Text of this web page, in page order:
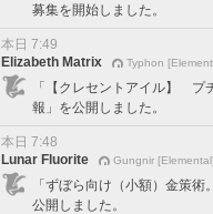
募集を開始しました。
本日 7:49
Elizabeth Matrix
Typhon
「【クレセントアイル】 プ
報」を公開しました。
本日 7:48
Lunar Fluorite
Gungnir [Elemental]
「ずぼら向け（小額）金策術
公開しました。